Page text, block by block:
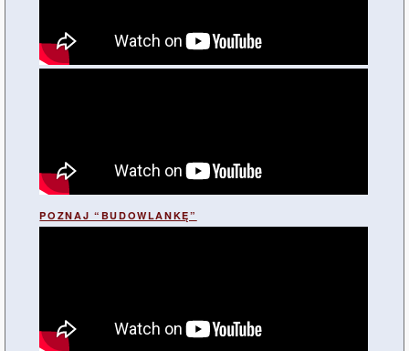
POZNAJ “BUDOWLANKĘ”